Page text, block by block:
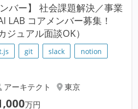
ンバー】 社会課題解決／事業
LAB コアメンバー募集！
ジュアル面談OK）
git slack
notion
アーキテクト
東京
万円